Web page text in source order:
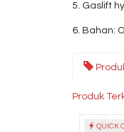
5. Gaslift
6. Bahan:
Produk
QUICK